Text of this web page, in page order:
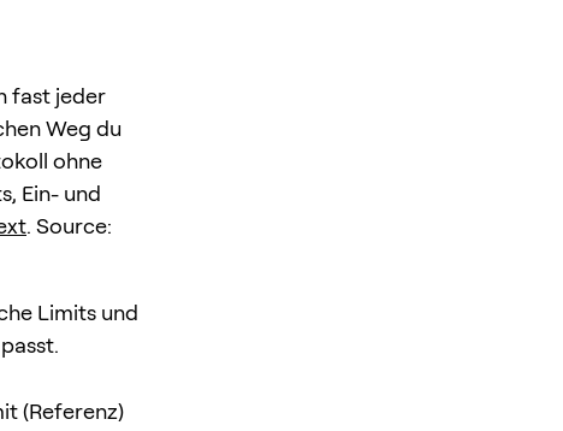
fast jeder
Weg du
ohne
Ein- und
. Source:
Limits und
(Referenz)